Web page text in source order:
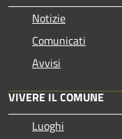
Notizie
Comunicati
Avvisi
VIVERE IL COMUNE
Luoghi